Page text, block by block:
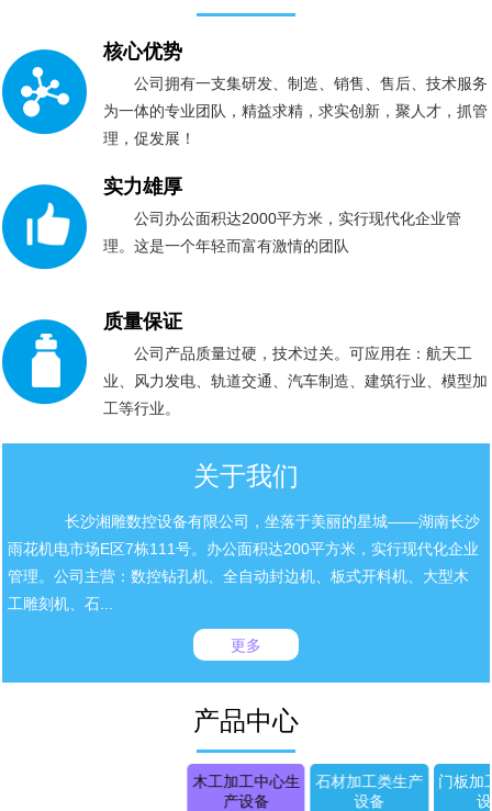
核心优势
公司拥有一支集研发、制造、销售、售后、技术服务
为一体的专业团队，精益求精，求实创新，聚人才，抓管
理，促发展！
实力雄厚
公司办公面积达2000平方米，实行现代化企业管
理。这是一个年轻而富有激情的团队
质量保证
公司产品质量过硬，技术过关。可应用在：航天工
业、风力发电、轨道交通、汽车制造、建筑行业、模型加
工等行业。
关于我们
长沙湘雕数控设备有限公司，坐落于美丽的星城——湖南长沙
雨花机电市场E区7栋111号。办公面积达200平方米，实行现代化企业
管理。公司主营：数控钻孔机、全自动封边机、板式开料机、大型木
工雕刻机、石...
更多
产品中心
木工加工中心生
产设备
石材加工类生产
设备
门板加